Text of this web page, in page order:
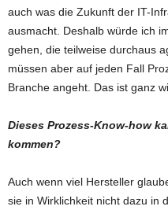
auch was die Zukunft der IT-
ausmacht. Deshalb würde ich
gehen, die teilweise durchaus
müssen aber auf jeden Fall
Branche angeht. Das ist ganz
Dieses Prozess-Know-how
kommen?
Auch wenn viel Hersteller
sie in Wirklichkeit nicht dazu in